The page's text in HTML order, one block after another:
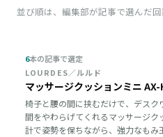
並び順は、編集部が記事で選んだ回
6本の記事で選定
LOURDES／ルルド
マッサージクッションミニ
椅子と腰の間に挟むだけで、デスク
間をやわらげてくれるマッサージク
計で姿勢を保ちながら、強力なもみ